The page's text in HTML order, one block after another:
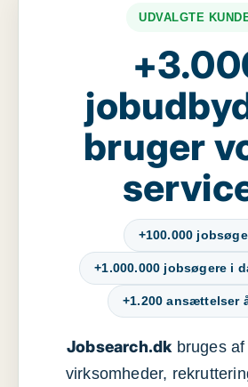
UDVALGTE
bruger
+100.000
+1.000.000 jobsøgere i
+1.200 ansættelser
Jobsearch.dkbruges af
virksomheder,